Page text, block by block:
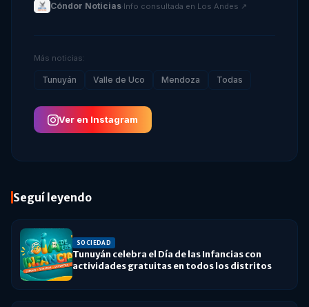
Cóndor Noticias· Info consultada en Los Andes ↗
Más noticias:
Tunuyán Valle de Uco Mendoza Todas
Ver en Instagram
Seguí leyendo
SOCIEDAD
Tunuyán celebra el Día de las Infancias con
actividades gratuitas en todos los distritos